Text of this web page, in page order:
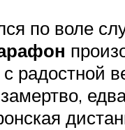
по воле
с радостной